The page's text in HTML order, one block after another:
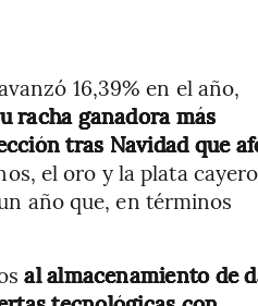
16,39% en el año,
racha ganadora más
tras Navidad que
el oro y la plata
año que, en términos
al almacenamiento de